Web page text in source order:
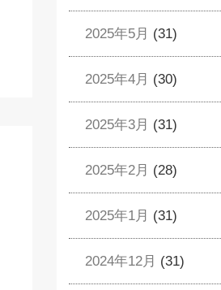
2025年5月 (31)
2025年4月 (30)
2025年3月 (31)
2025年2月 (28)
2025年1月 (31)
2024年12月 (31)